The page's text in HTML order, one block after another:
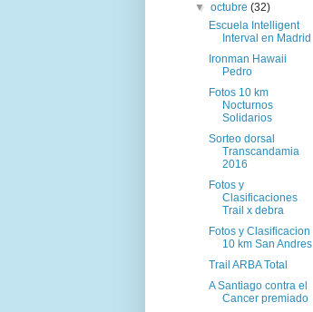
▼octubre(32)
Escuela Intelligent
Interval en Madrid
Ironman Hawaii
Pedro
Fotos 10 km
Nocturnos
Solidarios
Sorteo dorsal
Transcandamia
2016
Fotos y
Clasificaciones
Trail x debra
Fotos y Clasificacion
10 km San Andres
Trail ARBA Total
A Santiago contra el
Cancer premiado